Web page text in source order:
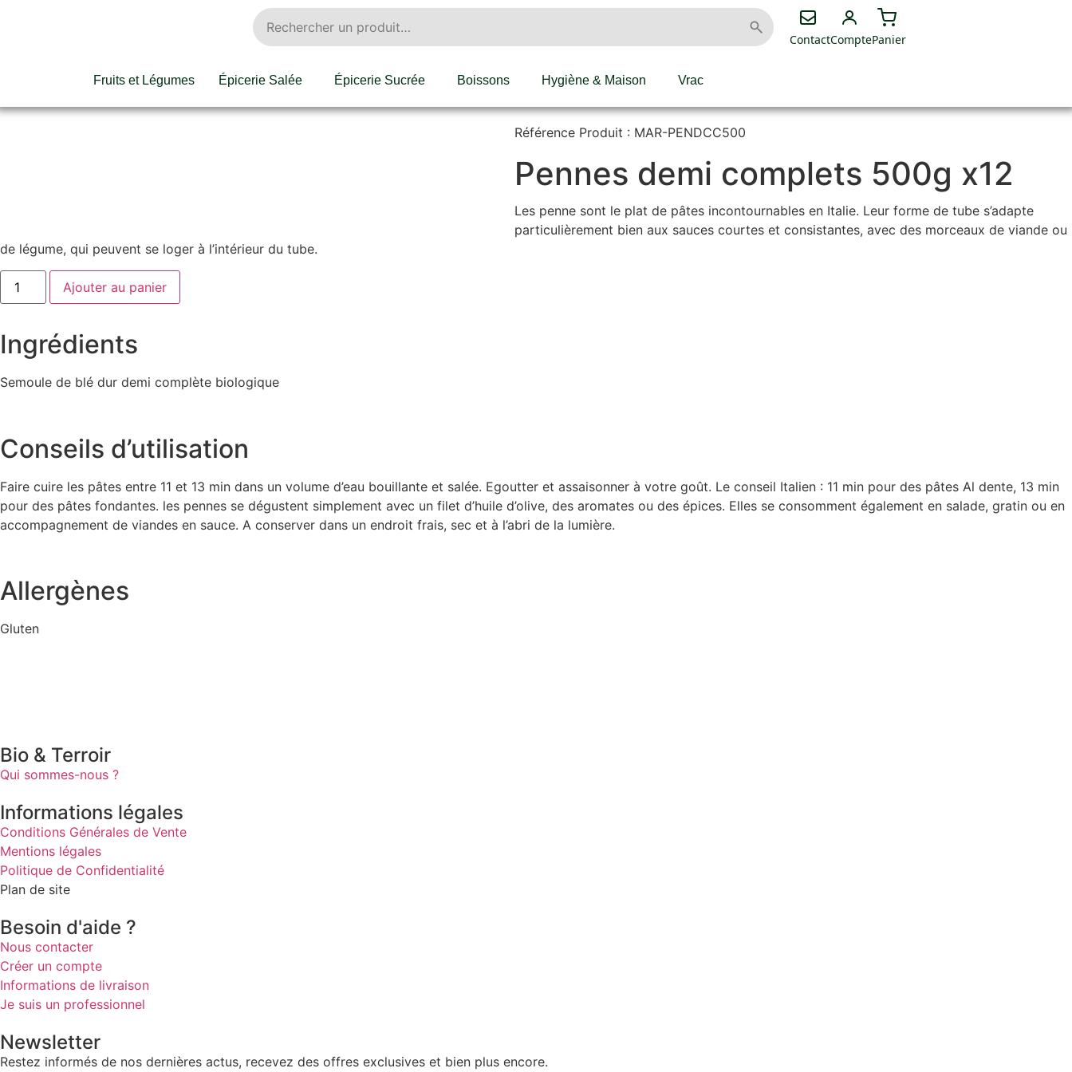
ContactComptePanier
Fruits et Légumes Épicerie Salée Épicerie Sucrée Boissons Hygiène & Maison Vrac
Référence Produit : MAR-PENDCC500
Pennes demi complets 500g x12
Les penne sont le plat de pâtes incontournables en Italie. Leur forme de tube s’adapte
particulièrement bien aux sauces courtes et consistantes, avec des morceaux de viande ou
de légume, qui peuvent se loger à l’intérieur du tube.
Ajouter au panier
Ingrédients
Semoule de blé dur demi complète biologique
Conseils d’utilisation
Faire cuire les pâtes entre 11 et 13 min dans un volume d’eau bouillante et salée. Egoutter et assaisonner à votre goût. Le conseil Italien : 11 min pour des pâtes Al dente, 13 min
pour des pâtes fondantes. les pennes se dégustent simplement avec un filet d’huile d’olive, des aromates ou des épices. Elles se consomment également en salade, gratin ou en
accompagnement de viandes en sauce. A conserver dans un endroit frais, sec et à l’abri de la lumière.
Allergènes
Gluten
Bio & Terroir
Qui sommes-nous ?
Informations légales
Conditions Générales de Vente
Mentions légales
Politique de Confidentialité
Plan de site
Besoin d'aide ?
Nous contacter
Créer un compte
Informations de livraison
Je suis un professionnel
Newsletter
Restez informés de nos dernières actus, recevez des offres exclusives et bien plus encore.